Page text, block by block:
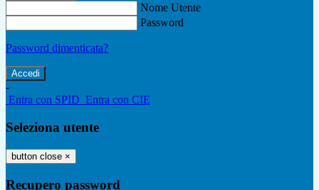
Nome Utente
Password
Password dimenticata?
-
Entra con SPID Entra con CIE
Seleziona utente
button close ×
Recupero password